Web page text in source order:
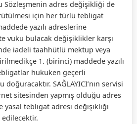
Sözleşmenin adres değişikliği de
için her türlü tebligat
yazılı adreslerine
vuku bulacak değişiklikler karşı
iadeli taahhütlü mektup veya
1. (birinci) maddede yazılı
hukuken geçerli
SAĞLAYICI’nın servisi
sitesinden yapmış olduğu adres
yasal tebligat adresi değişikliği